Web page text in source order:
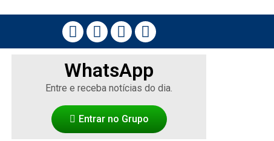
WhatsApp
Entre e receba notícias do dia.
Entrar no Grupo